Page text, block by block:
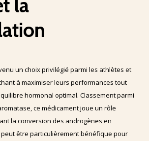
la
un choix privilégié parmi les athlètes et
à maximiser leurs performances tout
hormonal optimal. Classement parmi
ce médicament joue un rôle
la conversion des androgènes en
être particulièrement bénéfique pour